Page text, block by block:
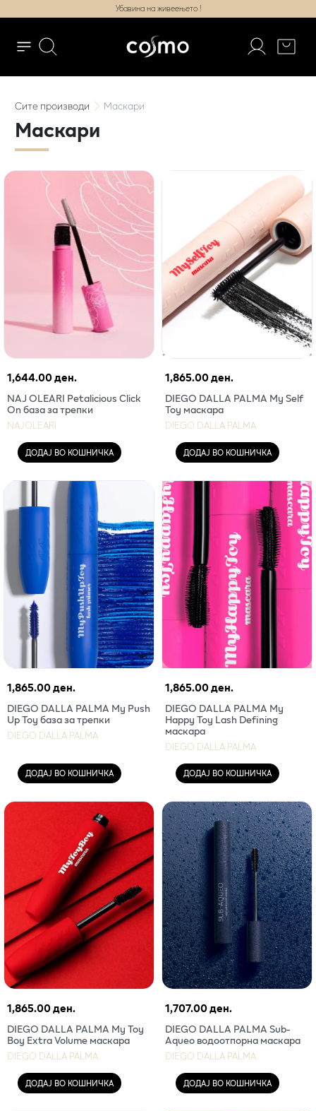
Убавина на живеењето !
Ситепроизводи Маскари
Маскари
1,644.00 ден.
NAJ OLEARI Petalicious Click
On база за трепки
NAJOLEARI
ДОДАЈ ВО КОШНИЧКА
1,865.00 ден.
DIEGO DALLA PALMA My Self
Toy маскара
DIEGO DALLA PALMA
ДОДАЈ ВО КОШНИЧКА
1,865.00 ден.
DIEGO DALLA PALMA My Push
Up Toy база за трепки
DIEGO DALLA PALMA
ДОДАЈ ВО КОШНИЧКА
1,865.00 ден.
DIEGO DALLA PALMA My
Happy Toy Lash Defining
маскара
DIEGO DALLA PALMA
ДОДАЈ ВО КОШНИЧКА
1,865.00 ден.
DIEGO DALLA PALMA My Toy
Boy Extra Volume маскара
DIEGO DALLA PALMA
ДОДАЈ ВО КОШНИЧКА
1,707.00 ден.
DIEGO DALLA PALMA Sub-
Aqueo водоотпорна маскара
DIEGO DALLA PALMA
ДОДАЈ ВО КОШНИЧКА